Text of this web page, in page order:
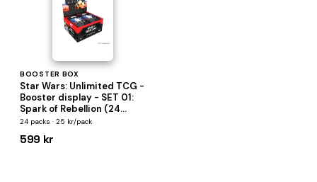
BOOSTER BOX
Star Wars: Unlimited TCG -
Booster display - SET 01:
Spark of Rebellion (24
pakker)
24 packs · 25 kr/pack
599 kr